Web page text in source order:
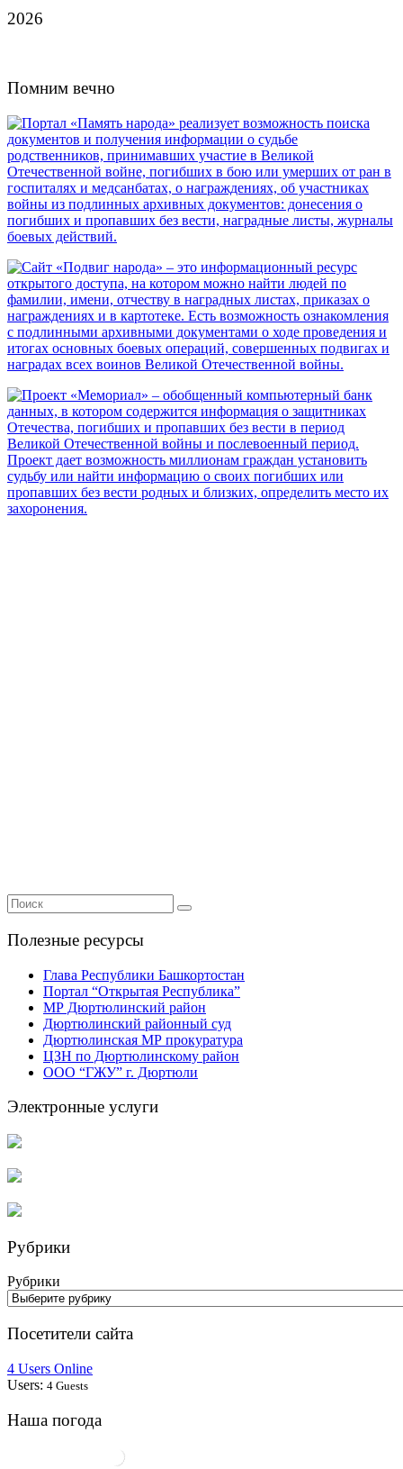
2026
Помним вечно
Полезные ресурсы
Глава Республики Башкортостан
Портал “Открытая Республика”
МР Дюртюлинский район
Дюртюлинский районный суд
Дюртюлинская МР прокуратура
ЦЗН по Дюртюлинскому район
ООО “ГЖУ” г. Дюртюли
Электронные услуги
Рубрики
Рубрики
Посетители сайта
4 Users Online
Users: 4 Guests
Наша погода